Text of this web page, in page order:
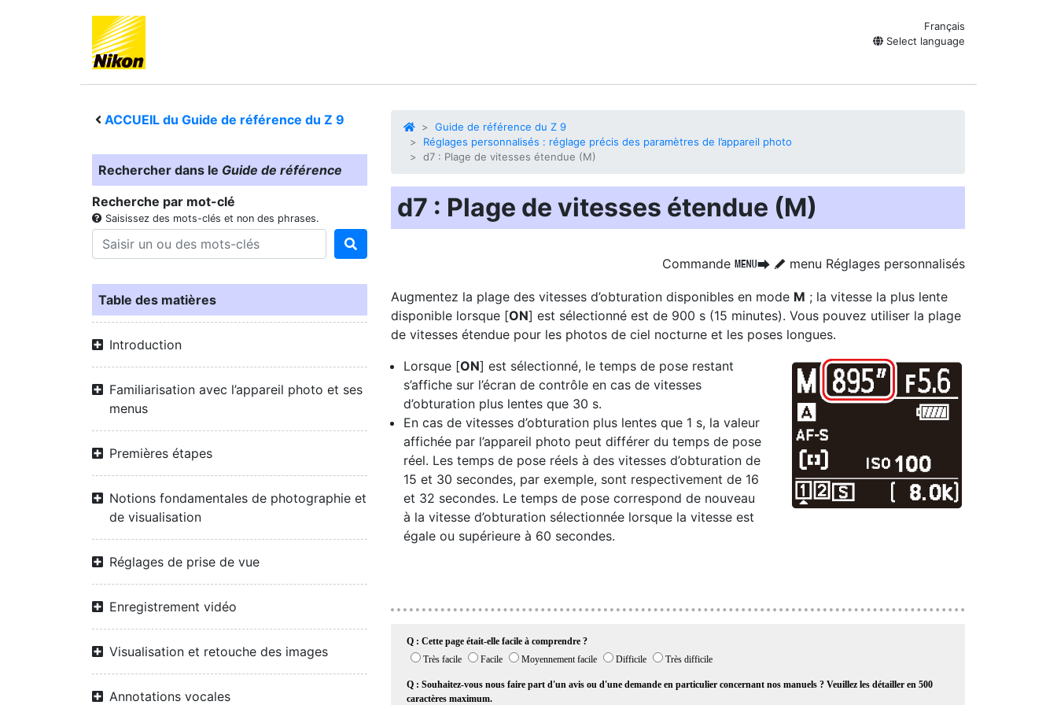
Français
Select language
ACCUEIL du Guide de référence du Z 9
Rechercher dans le Guide de référence
Recherche par mot-clé
Saisissez des mots-clés et non des phrases.
Table des matières
Introduction
Familiarisation avec l’appareil photo et ses
menus
Premières étapes
Notions fondamentales de photographie et
de visualisation
Réglages de prise de vue
Enregistrement vidéo
Visualisation et retouche des images
Annotations vocales
Guide de référence du Z 9
Réglages personnalisés : réglage précis des paramètres de l’appareil photo
d7 : Plage de vitesses étendue (M)
d7 : Plage de vitesses étendue (M)
Commande GU A menu Réglages personnalisés
Augmentez la plage des vitesses d’obturation disponibles en mode M ; la vitesse la plus lente
disponible lorsque [ON] est sélectionné est de 900 s (15 minutes). Vous pouvez utiliser la plage
de vitesses étendue pour les photos de ciel nocturne et les poses longues.
Lorsque [ON] est sélectionné, le temps de pose restant
s’affiche sur l’écran de contrôle en cas de vitesses
d’obturation plus lentes que 30 s.
En cas de vitesses d’obturation plus lentes que 1 s, la valeur
affichée par l’appareil photo peut différer du temps de pose
réel. Les temps de pose réels à des vitesses d’obturation de
15 et 30 secondes, par exemple, sont respectivement de 16
et 32 secondes. Le temps de pose correspond de nouveau
à la vitesse d’obturation sélectionnée lorsque la vitesse est
égale ou supérieure à 60 secondes.